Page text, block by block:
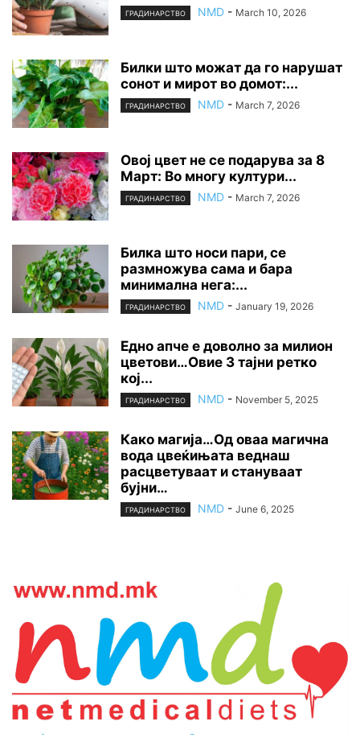
ГРАДИНАРСТВО NMD - March 10, 2026
Билки што можат да го нарушат
сонот и мирот во домот:...
ГРАДИНАРСТВО NMD - March 7, 2026
Овој цвет не се подарува за 8
Март: Во многу култури...
ГРАДИНАРСТВО NMD - March 7, 2026
Билка што носи пари, се
размножува сама и бара
минимална нега:...
ГРАДИНАРСТВО NMD - January 19, 2026
Едно апче е доволно за милион
цветови…Овие 3 тајни ретко
кој...
ГРАДИНАРСТВО NMD - November 5, 2025
Како магија…Од оваа магична
вода цвеќињата веднаш
расцветуваат и стануваат
бујни…
ГРАДИНАРСТВО NMD - June 6, 2025